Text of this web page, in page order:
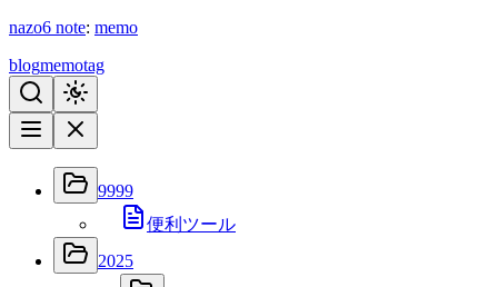
nazo6 note: memo
blogmemotag
9999
便利ツール
2025